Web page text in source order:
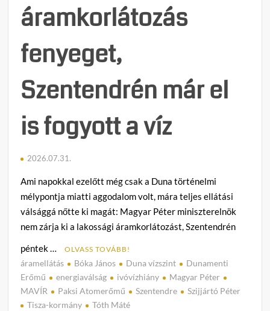
áramkorlátozás
fenyeget,
Szentendrén már el
is fogyott a víz
2026.07.31.
Ami napokkal ezelőtt még csak a Duna történelmi
mélypontja miatti aggodalom volt, mára teljes ellátási
válsággá nőtte ki magát: Magyar Péter miniszterelnök
nem zárja ki a lakossági áramkorlátozást, Szentendrén
péntek …
OLVASS TOVÁBB!
áramellátás Bóka János Duna vízszint
Dunamenti
Erőmű
energiaválság ivóvízhiány
Magyar Péter
MAVÍR
Paksi Atomerőmű Szentendre
Szijjártó Péter
Tisza-kormány
Tóth Máté